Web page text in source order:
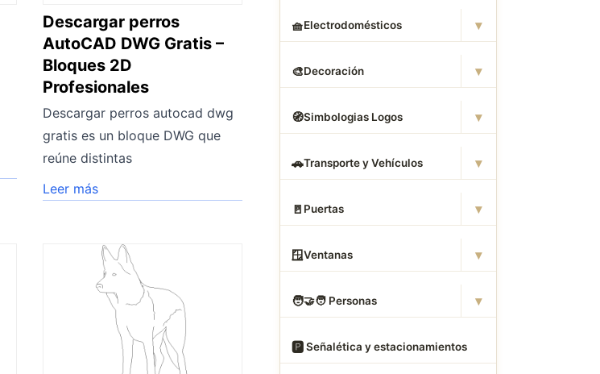
Descargar perros
AutoCAD DWG Gratis –
Bloques 2D
Profesionales
Descargar perros autocad dwg
gratis es un bloque DWG que
reúne distintas
Leer más
🧺Electrodomésticos ▾
🎨Decoración ▾
🧭Simbologias Logos ▾
🚗Transporte y Vehículos ▾
🚪 Puertas ▾
🪟Ventanas ▾
🧑‍🤝‍🧑 Personas ▾
🅿️ Señalética y estacionamientos